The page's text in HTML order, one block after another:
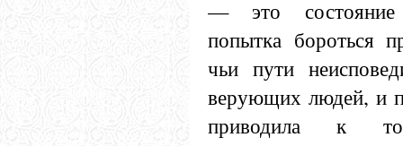
— это состояние
попытка бороться
чьи пути
верующих людей, и
приводила к